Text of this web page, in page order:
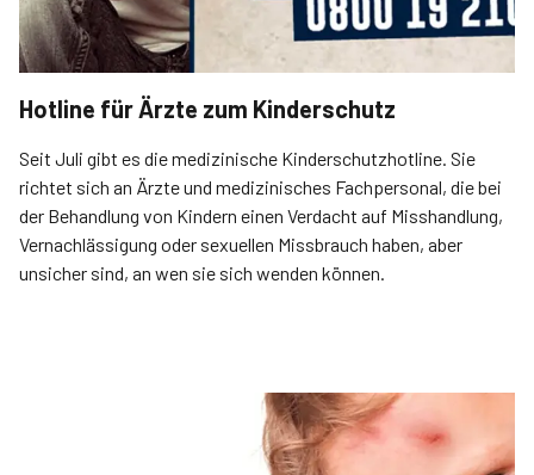
Hotline für Ärzte zum Kinderschutz
Seit Juli gibt es die medizinische Kinderschutzhotline. Sie
richtet sich an Ärzte und medizinisches Fachpersonal, die bei
der Behandlung von Kindern einen Verdacht auf Misshandlung,
Vernachlässigung oder sexuellen Missbrauch haben, aber
unsicher sind, an wen sie sich wenden können.